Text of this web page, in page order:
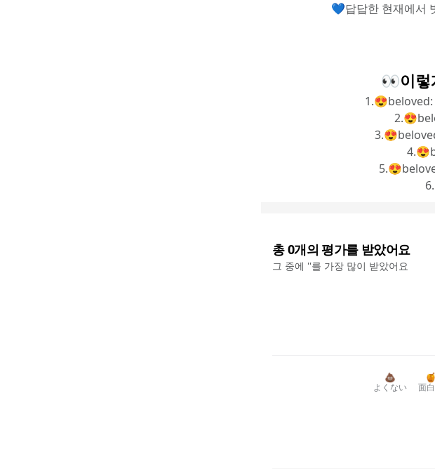
💙답답한 현재에서
👀이렇
1.😍beloved:
총0개의 평가를 받았어요
그 중에 ''를 가장 많이 받았어요
💩
よくない
🍯
面